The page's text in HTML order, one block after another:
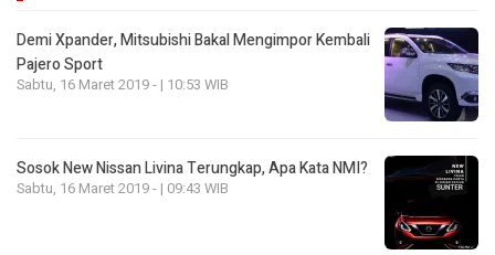
Demi Xpander, Mitsubishi Bakal Mengimpor Kembali
Pajero Sport
Sabtu, 16 Maret 2019 - | 10:53 WIB
Sosok New Nissan Livina Terungkap, Apa Kata NMI?
Sabtu, 16 Maret 2019 - | 09:43 WIB